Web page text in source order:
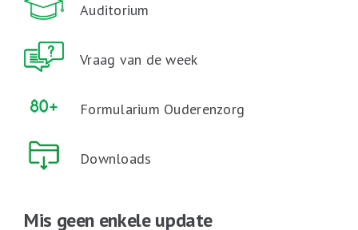
Auditorium
Vraag van de week
Formularium Ouderenzorg
Downloads
Mis geen enkele update